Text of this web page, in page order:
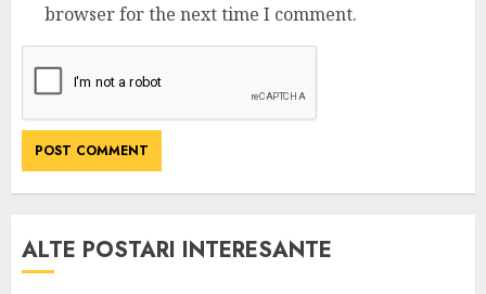
browser for the next time I comment.
ALTE POSTARI INTERESANTE